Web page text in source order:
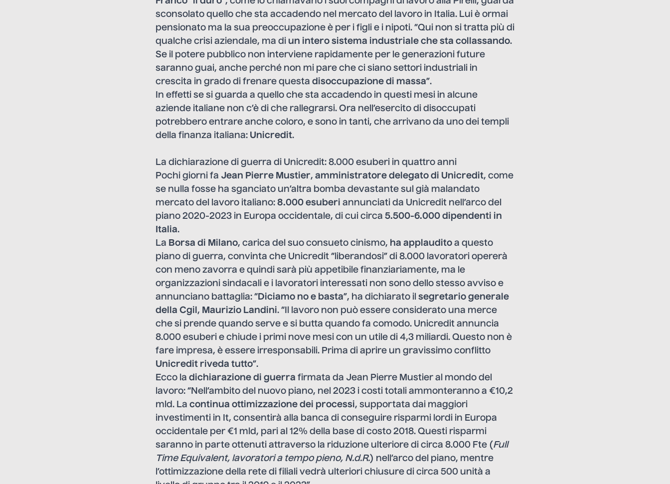
sconsolato quello che sta accadendo nel mercato del lavoro in Italia. Lui è ormai
pensionato ma la sua preoccupazione è per i figli e i nipoti. “Qui non si tratta più di
qualche crisi aziendale, ma di un intero sistema industriale che sta collassando.
Se il potere pubblico non interviene rapidamente per le generazioni future
saranno guai, anche perché non mi pare che ci siano settori industriali in
crescita in grado di frenare questa disoccupazione di massa”.
In effetti se si guarda a quello che sta accadendo in questi mesi in alcune
aziende italiane non c’è di che rallegrarsi. Ora nell’esercito di disoccupati
potrebbero entrare anche coloro, e sono in tanti, che arrivano da uno dei templi
della finanza italiana: Unicredit.
La dichiarazione di guerra di Unicredit: 8.000 esuberi in quattro anni
Pochi giorni fa Jean Pierre Mustier, amministratore delegato di Unicredit, come
se nulla fosse ha sganciato un’altra bomba devastante sul già malandato
mercato del lavoro italiano: 8.000 esuberi annunciati da Unicredit nell’arco del
piano 2020-2023 in Europa occidentale, di cui circa 5.500-6.000 dipendenti in
Italia.
La Borsa di Milano, carica del suo consueto cinismo, ha applaudito a questo
piano di guerra, convinta che Unicredit “liberandosi” di 8.000 lavoratori opererà
con meno zavorra e quindi sarà più appetibile finanziariamente, ma le
organizzazioni sindacali e i lavoratori interessati non sono dello stesso avviso e
annunciano battaglia: “Diciamo no e basta”, ha dichiarato il segretario generale
della Cgil , Maurizio Landini. “Il lavoro non può essere considerato una merce
che si prende quando serve e si butta quando fa comodo. Unicredit annuncia
8.000 esuberi e chiude i primi nove mesi con un utile di 4,3 miliardi. Questo non è
fare impresa, è essere irresponsabili. Prima di aprire un gravissimo conflitto
Unicredit riveda tutto”.
Ecco la dichiarazione di guerra firmata da Jean Pierre Mustier al mondo del
lavoro: “Nell’ambito del nuovo piano, nel 2023 i costi totali ammonteranno a €10,2
mld. La continua ottimizzazione dei processi, supportata dai maggiori
investimenti in It, consentirà alla banca di conseguire risparmi lordi in Europa
occidentale per €1 mld, pari al 12% della base di costo 2018. Questi risparmi
saranno in parte ottenuti attraverso la riduzione ulteriore di circa 8.000 Fte (Full
Time Equivalent, lavoratori a tempo pieno, N.d.R.) nell’arco del piano, mentre
l’ottimizzazione della rete di filiali vedrà ulteriori chiusure di circa 500 unità a